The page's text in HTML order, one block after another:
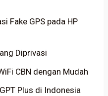
Fake GPS pada HP
Diprivasi
CBN dengan Mudah
Plus di Indonesia